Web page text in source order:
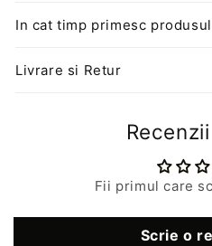
In cat timp primesc produsul
Livrare si Retur
Fii primul care
Scrie o